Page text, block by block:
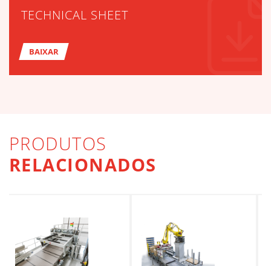
TECHNICAL SHEET
BAIXAR
PRODUTOS
RELACIONADOS